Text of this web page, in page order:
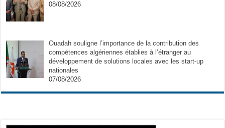
08/08/2026
Ouadah souligne l’importance de la contribution des
compétences algériennes établies à l’étranger au
développement de solutions locales avec les start-up
nationales
07/08/2026